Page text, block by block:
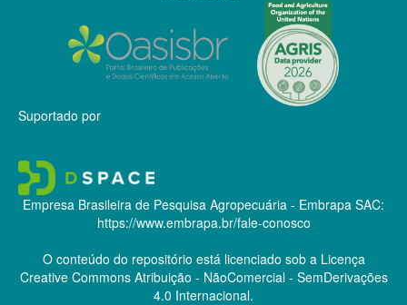
Suportado por
Empresa Brasileira de Pesquisa Agropecuária - Embrapa SAC:
https://www.embrapa.br/fale-conosco
O conteúdo do repositório está licenciado sob a Licença
Creative CommonsAtribuição - NãoComercial - SemDerivações
4.0 Internacional.